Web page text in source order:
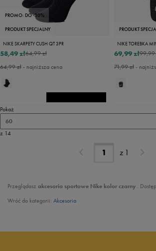
PROMO: DO -30%
PRODUKT SPECJALNY
NIKE SKARPETY CUSH QT 3PR
64,99 zł
58,49 zł
64,99 zł- najniższa cena
PRODUKT
NIKE TOREBKA
99,99
69,99 zł
71,99 zł-
Pokaż
60
z 14
z 1
Przeglądasz akcesoria sportowe Nike kolor czarny .
Wróć do kategorii: Akcesoria